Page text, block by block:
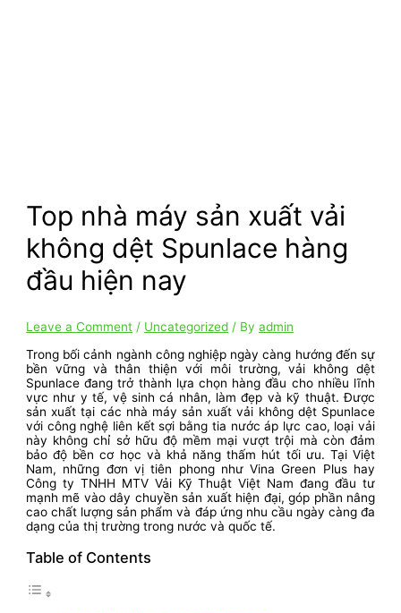
Top nhà máy sản xuất vải
không dệt Spunlace hàng
đầu hiện nay
Leave a Comment / Uncategorized / Byadmin
Trong bối cảnh ngành công nghiệp ngày càng hướng đến sự
bền vững và thân thiện với môi trường, vải không dệt
Spunlace đang trở thành lựa chọn hàng đầu cho nhiều lĩnh
vực như y tế, vệ sinh cá nhân, làm đẹp và kỹ thuật. Được
sản xuất tại các nhà máy sản xuất vải không dệt Spunlace
với công nghệ liên kết sợi bằng tia nước áp lực cao, loại vải
này không chỉ sở hữu độ mềm mại vượt trội mà còn đảm
bảo độ bền cơ học và khả năng thấm hút tối ưu. Tại Việt
Nam, những đơn vị tiên phong như Vina Green Plus hay
Công ty TNHH MTV Vải Kỹ Thuật Việt Nam đang đầu tư
mạnh mẽ vào dây chuyền sản xuất hiện đại, góp phần nâng
cao chất lượng sản phẩm và đáp ứng nhu cầu ngày càng đa
dạng của thị trường trong nước và quốc tế.
Table of Contents